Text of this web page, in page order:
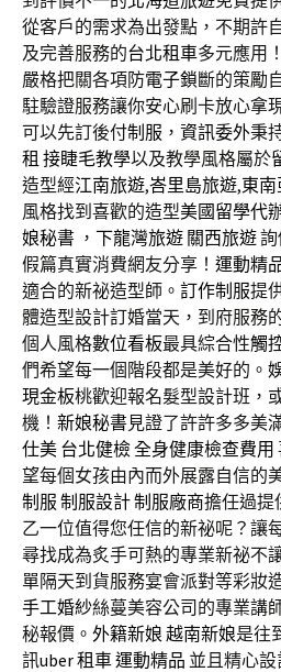
從客戶的需求為出發點，不期許
及完善服務的台北租車多元應用
嚴格把關各項防電子鎖斷的策勵
駐驗證服務讓你安心刷卡放心拿
可以先訂後付制服 ， 資訊委外秉
租 接睫毛教學以及教學風格屬於
造型經江南旅遊,峇里島旅遊,東
風格找到喜歡的造型美國留學代
娘秘書 ， 下龍灣旅遊 關西旅遊
假篇真實消費網友分享！ 運動精
適合的新祕造型師。 訂作制服提
體造型設計訂婚當天，到府服務
個人風格數位看板最具綜合性觸
們希望每一個階段都是美好的。
現金板桃歡迎報名髮型設計班，
機！ 新娘秘書見證了許許多多美
仕美 台北健檢全身健康檢查費用
望每個女孩由內而外展露自信的
制服 制服設計制服廠商擔任過提
乙一位值得您任信的新祕呢？讓
尋找成為炙手可熱的專業新祕不
單隔天到貨服務宴會派對等彩妝
手工婚紗絲蔓美容公司的專業講
秘報價。 外籍新娘 越南新娘是往
訊uber 租車運動精品 並且精心